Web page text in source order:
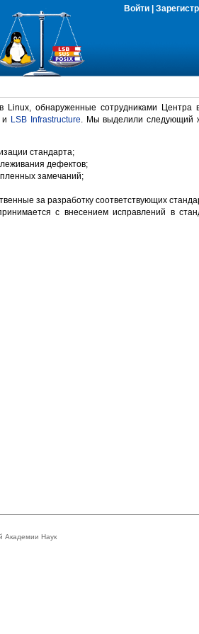
Войти
Linux, обнаруженные сотрудниками Центра
и LSB Infrastructure. Мы выделили следующий
стандарта;
дефектов;
замечаний;
за разработку соответствующих
с внесением исправлений в
Академии Наук